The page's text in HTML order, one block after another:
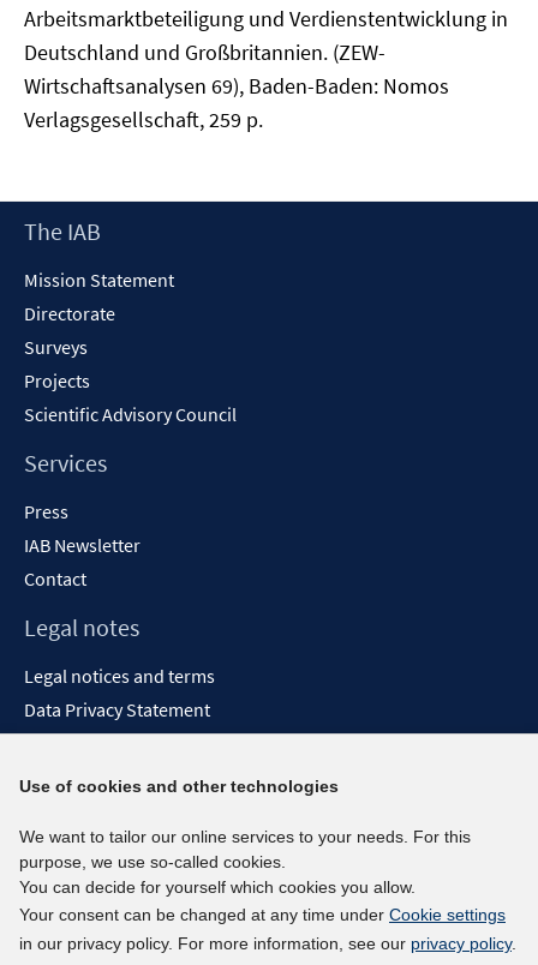
Arbeitsmarktbeteiligung und Verdienstentwicklung in
Deutschland und Großbritannien. (ZEW-
Wirtschaftsanalysen 69), Baden-Baden: Nomos
Verlagsgesellschaft, 259 p.
Footer
The IAB
Mission Statement
Directorate
Surveys
Projects
Scientific Advisory Council
Services
Press
IAB Newsletter
Contact
Legal notes
Legal notices and terms
Data Privacy Statement
Report Accessibility
Social media channels
BlueSky
YouTube
LinkedIn
Use of cookies and other technologies
We want to tailor our online services to your needs. For this
purpose, we use so-called cookies.
You can decide for yourself which cookies you allow.
Your consent can be changed at any time under Cookie settings
in our privacy policy. For more information, see our privacy policy.